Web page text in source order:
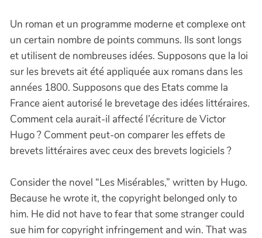
Un roman et un programme moderne et complexe ont
un certain nombre de points communs. Ils sont longs
et utilisent de nombreuses idées. Supposons que la loi
sur les brevets ait été appliquée aux romans dans les
années 1800. Supposons que des Etats comme la
France aient autorisé le brevetage des idées littéraires.
Comment cela aurait-il affecté l’écriture de Victor
Hugo ? Comment peut-on comparer les effets de
brevets littéraires avec ceux des brevets logiciels ?
Consider the novel “Les Misérables,” written by Hugo.
Because he wrote it, the copyright belonged only to
him. He did not have to fear that some stranger could
sue him for copyright infringement and win. That was